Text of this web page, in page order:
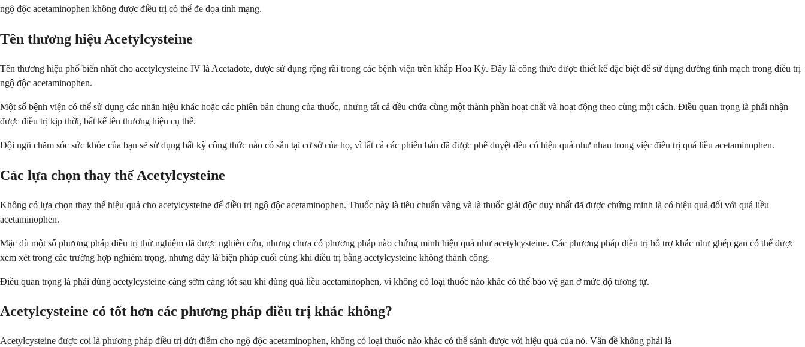
ngộ độc acetaminophen không được điều trị có thể đe dọa tính mạng.
Tên thương hiệu Acetylcysteine
Tên thương hiệu phổ biến nhất cho acetylcysteine IV là Acetadote, được sử dụng rộng rãi trong các bệnh viện trên khắp Hoa Kỳ. Đây là công thức được thiết kế đặc biệt để sử dụng đường tĩnh mạch trong điều trị
ngộ độc acetaminophen.
Một số bệnh viện có thể sử dụng các nhãn hiệu khác hoặc các phiên bản chung của thuốc, nhưng tất cả đều chứa cùng một thành phần hoạt chất và hoạt động theo cùng một cách. Điều quan trọng là phải nhận
được điều trị kịp thời, bất kể tên thương hiệu cụ thể.
Đội ngũ chăm sóc sức khỏe của bạn sẽ sử dụng bất kỳ công thức nào có sẵn tại cơ sở của họ, vì tất cả các phiên bản đã được phê duyệt đều có hiệu quả như nhau trong việc điều trị quá liều acetaminophen.
Các lựa chọn thay thế Acetylcysteine
Không có lựa chọn thay thế hiệu quả cho acetylcysteine để điều trị ngộ độc acetaminophen. Thuốc này là tiêu chuẩn vàng và là thuốc giải độc duy nhất đã được chứng minh là có hiệu quả đối với quá liều
acetaminophen.
Mặc dù một số phương pháp điều trị thử nghiệm đã được nghiên cứu, nhưng chưa có phương pháp nào chứng minh hiệu quả như acetylcysteine. Các phương pháp điều trị hỗ trợ khác như ghép gan có thể được
xem xét trong các trường hợp nghiêm trọng, nhưng đây là biện pháp cuối cùng khi điều trị bằng acetylcysteine không thành công.
Điều quan trọng là phải dùng acetylcysteine càng sớm càng tốt sau khi dùng quá liều acetaminophen, vì không có loại thuốc nào khác có thể bảo vệ gan ở mức độ tương tự.
Acetylcysteine có tốt hơn các phương pháp điều trị khác không?
Acetylcysteine được coi là phương pháp điều trị dứt điểm cho ngộ độc acetaminophen, không có loại thuốc nào khác có thể sánh được với hiệu quả của nó. Vấn đề không phải là